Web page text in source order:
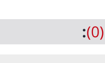
(0)
: